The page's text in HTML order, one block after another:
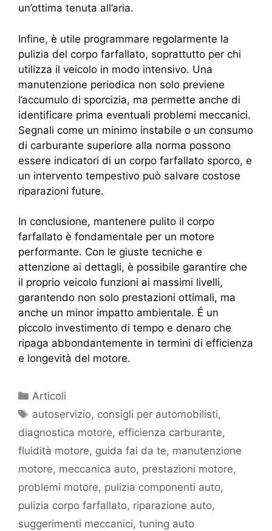
un’ottima tenuta all’aria.
Infine, è utile programmare regolarmente la
pulizia del corpo farfallato, soprattutto per chi
utilizza il veicolo in modo intensivo. Una
manutenzione periodica non solo previene
l’accumulo di sporcizia, ma permette anche di
identificare prima eventuali problemi meccanici.
Segnali come un minimo instabile o un consumo
di carburante superiore alla norma possono
essere indicatori di un corpo farfallato sporco, e
un intervento tempestivo può salvare costose
riparazioni future.
In conclusione, mantenere pulito il corpo
farfallato è fondamentale per un motore
performante. Con le giuste tecniche e
attenzione ai dettagli, è possibile garantire che
il proprio veicolo funzioni ai massimi livelli,
garantendo non solo prestazioni ottimali, ma
anche un minor impatto ambientale. É un
piccolo investimento di tempo e denaro che
ripaga abbondantemente in termini di efficienza
e longevità del motore.
Articoli
autoservizio, consigli per automobilisti,
diagnostica motore, efficienza carburante,
fluidità motore, guida fai da te, manutenzione
motore, meccanica auto, prestazioni motore,
problemi motore, pulizia componenti auto,
pulizia corpo farfallato, riparazione auto,
suggerimenti meccanici, tuning auto